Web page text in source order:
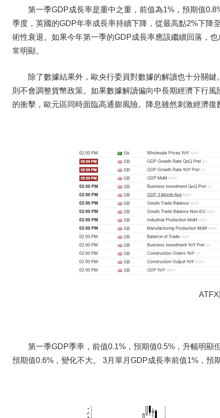
第一季GDP成長率是重中之重，前值為1%，預期值
季度，英國的GDP年率成長率持續下降，從最高點2%下降
術性衰退。如果今年第一季的GDP成長率應該繼續回落，
常明顯。
除了數據結果外，歐央行委員對數據的解讀也十分關
則不會調整貨幣政策。如果數據解讀偏向中長期經濟下行
的衝擊，歐元區同時面臨高通膨風險。降息雖然刺激經濟
第一季GDP季率，前值0.1%，預期值0.5%，升幅明顯
預期值0.6%，變化不大。 3月單月GDP成長率前值1%，預